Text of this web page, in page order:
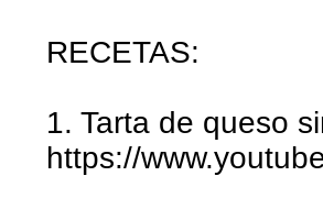
RECETAS:
1. Tarta de queso
https://